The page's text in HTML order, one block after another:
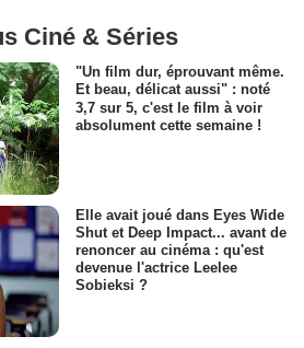
Ciné & Séries
"Un film dur, éprouvant même.
Et beau, délicat aussi" : noté
3,7 sur 5, c'est le film à voir
absolument cette semaine !
Elle avait joué dans Eyes Wide
Shut et Deep Impact... avant de
renoncer au cinéma : qu'est
devenue l'actrice Leelee
Sobieksi ?